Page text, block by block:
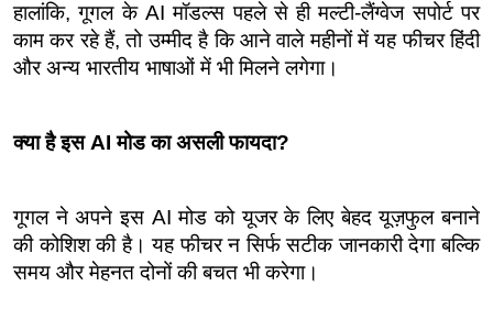
हालांकि, गूगल के AI मॉडल्स पहले से ही मल्टी-लैंग्वेज सपोर्ट पर
काम कर रहे हैं, तो उम्मीद है कि आने वाले महीनों में यह फीचर हिंदी
और अन्य भारतीय भाषाओं में भी मिलने लगेगा।
क्या है इस AI मोड का असली फायदा?
गूगल ने अपने इस AI मोड को यूजर के लिए बेहद यूज़फुल बनाने
की कोशिश की है। यह फीचर न सिर्फ सटीक जानकारी देगा बल्कि
समय और मेहनत दोनों की बचत भी करेगा।